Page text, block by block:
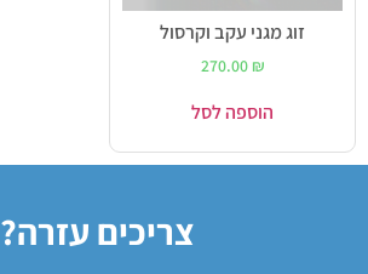
זוג מגני עקב וקרסול
270.00 ₪
הוספה לסל
צריכים עזרה?